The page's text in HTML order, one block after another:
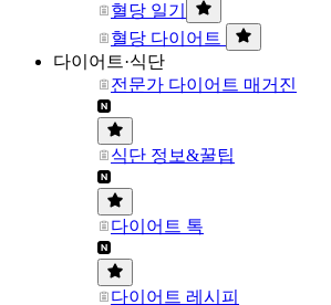
혈당 일기
혈당 다이어트
다이어트·식단
전문가 다이어트 매거진
식단 정보&꿀팁
다이어트 톡
다이어트 레시피